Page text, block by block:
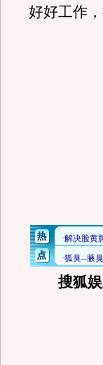
好好工作
搜狐娱